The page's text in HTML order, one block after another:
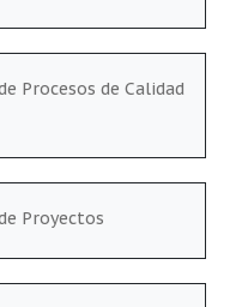
Procesos de Calidad
Proyectos